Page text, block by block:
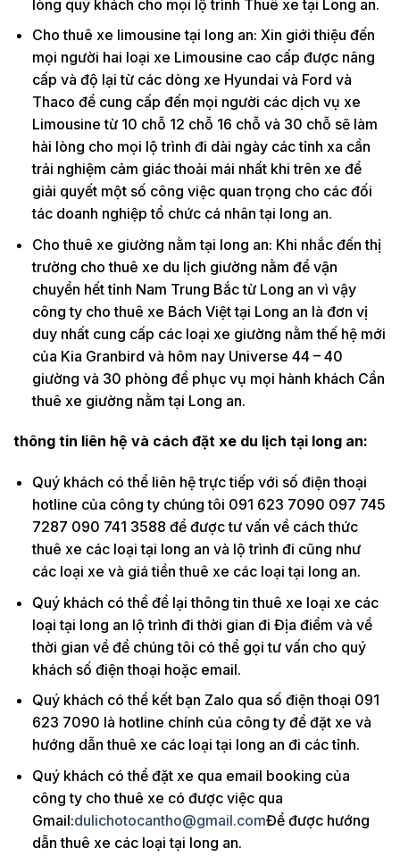
lòng quý khách cho mọi lộ trình Thuê xe tại Long an.
Cho thuê xe limousine tại long an: Xin giới thiệu đến
mọi người hai loại xe Limousine cao cấp được nâng
cấp và độ lại từ các dòng xe Hyundai và Ford và
Thaco để cung cấp đến mọi người các dịch vụ xe
Limousine từ 10 chỗ 12 chỗ 16 chỗ và 30 chỗ sẽ làm
hài lòng cho mọi lộ trình đi dài ngày các tỉnh xa cần
trải nghiệm cảm giác thoải mái nhất khi trên xe để
giải quyết một số công việc quan trọng cho các đối
tác doanh nghiệp tổ chức cá nhân tại long an.
Cho thuê xe giường nằm tại long an: Khi nhắc đến thị
trường cho thuê xe du lịch giường nằm để vận
chuyển hết tỉnh Nam Trung Bắc từ Long an vì vậy
công ty cho thuê xe Bách Việt tại Long an là đơn vị
duy nhất cung cấp các loại xe giường nằm thế hệ mới
của Kia Granbird và hôm nay Universe 44 – 40
giường và 30 phòng để phục vụ mọi hành khách Cần
thuê xe giường nằm tại Long an.
thông tin liên hệ và cách đặt xe du lịch tại long an:
Quý khách có thể liên hệ trực tiếp với số điện thoại
hotline của công ty chúng tôi 091 623 7090 097 745
7287 090 741 3588 để được tư vấn về cách thức
thuê xe các loại tại long an và lộ trình đi cũng như
các loại xe và giá tiền thuê xe các loại tại long an.
Quý khách có thể để lại thông tin thuê xe loại xe các
loại tại long an lộ trình đi thời gian đi Địa điểm và về
thời gian về để chúng tôi có thể gọi tư vấn cho quý
khách số điện thoại hoặc email.
Quý khách có thể kết bạn Zalo qua số điện thoại 091
623 7090 là hotline chính của công ty để đặt xe và
hướng dẫn thuê xe các loại tại long an đi các tỉnh.
Quý khách có thể đặt xe qua email booking của
công ty cho thuê xe có được việc qua
Gmail:dulichotocantho@gmail.comĐể được hướng
dẫn thuê xe các loại tại long an.